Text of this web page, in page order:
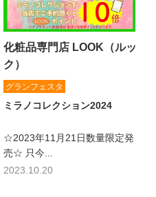
化粧品専門店 LOOK（ルッ
ク）
グランフェスタ
ミラノコレクション2024
☆2023年11月21日数量限定発
売☆ 只今...
2023.10.20